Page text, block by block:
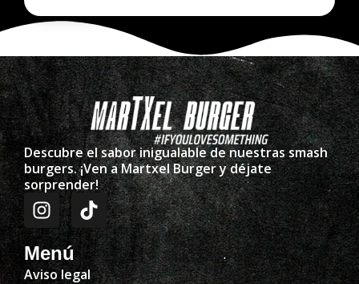
Descubre el sabor inigualable de nuestras smash
burgers. ¡Ven a Martxel Burger y déjate
sorprender!
Menú
Aviso legal